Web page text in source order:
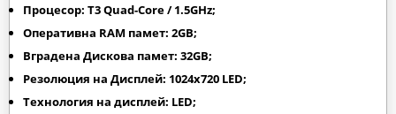
Процесор: T3 Quad-Core / 1.5GHz;
Оперативна RAM памет: 2GB;
Вградена Дискова памет: 32GB;
Резолюция на Дисплей: 1024х720 LED;
Технология на дисплей: LED;